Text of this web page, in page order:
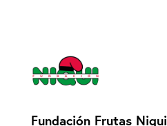
Fundación Frutas Niqui